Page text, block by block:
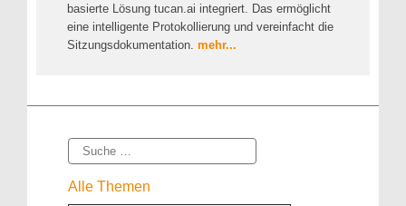
basierte Lösung tucan.ai integriert. Das ermöglicht
eine intelligente Protokollierung und vereinfacht die
Sitzungsdokumentation. mehr...
Suche
Alle Themen